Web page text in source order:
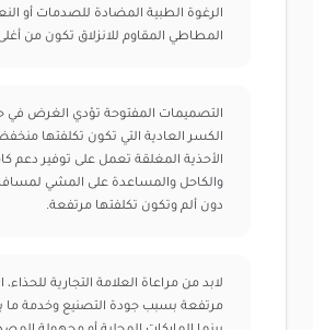
الرغوة الطبية المضادة للصدمات أو
المطاطي المقاوم للانزلاق تكون من
التصميمات المفتوحة تؤدي الغرض في
الكسر العادية التي تكون تكلفتها
الأحذية المغلقة تعمل على توفير دعم
والكاحل والمساعدة على المشي
دون ألم وتكون تكلفتها مرتفعة.
لابد من مراعاة العلامة التجارية للحذاء،
مرتفعة بسبب جودة التصنيع وخدمة ما